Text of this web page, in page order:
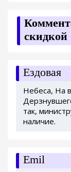
Ездовая
Небеса, На
так,
наличие.
Emil